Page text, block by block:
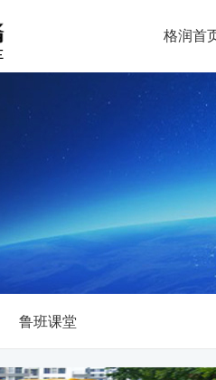
格润首
鲁班课堂